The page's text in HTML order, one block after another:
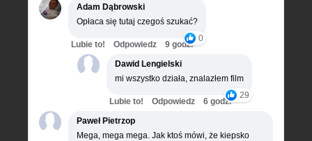
Adam Dąbrowski
Opłaca się tutaj czegoś szukać?
0
Lubie to! Odpowiedz
9 godz.
Dawid Lengielski
mi wszystko działa, znalazłem film
29
Lubie to! Odpowiedz
6 godz.
Paweł Pietrzop
Mega, mega mega. Jak ktoś mówi, że kiepsko